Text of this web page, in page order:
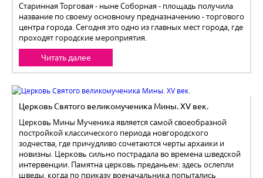
Старинная Торговая - ныне Соборная - площадь получила
название по своему основному предназначению - торгового
центра города. Сегодня это одно из главных мест города, где
проходят городские мероприятия.
Читать далее
Церковь Святого великомученика Мины. XV век.
Церковь Мины Мученика является самой своеобразной
постройкой классического периода новгородского
зодчества, где причудливо сочетаются черты архаики и
новизны. Церковь сильно пострадала во времена шведской
интервенции. Памятна церковь преданьем: здесь ослепли
шведы, когда по приказу военачальника попытались